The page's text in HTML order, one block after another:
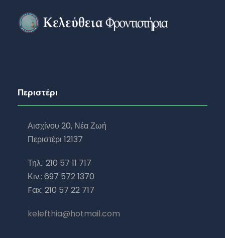
Περιστέρι
Αισχίνου 20, Νέα Ζωή
Περιστέρι 12137
Τηλ.: 210 57 11 717
Κιν.: 697 572 1370
Fax: 210 57 22 717
kelefthia@hotmail.com